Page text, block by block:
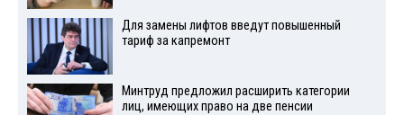
Для замены лифтов введут повышенный
тариф за капремонт
Минтруд предложил расширить категории
лиц, имеющих право на две пенсии